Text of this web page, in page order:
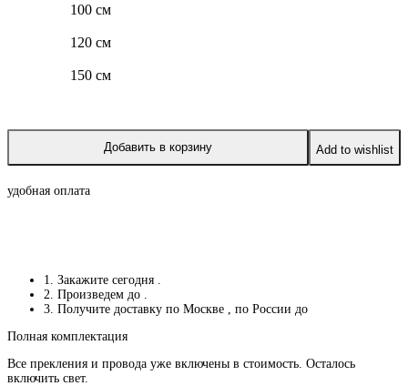
100 см
120 см
150 см
Добавить в корзину Add to wishlist
удобная оплата
1. Закажите сегодня
2. Произведем до
3. Получите доставку по Москве
, по России до
Полная комплектация
Все прекления и провода уже включены в стоимость. Осталось
включить свет.